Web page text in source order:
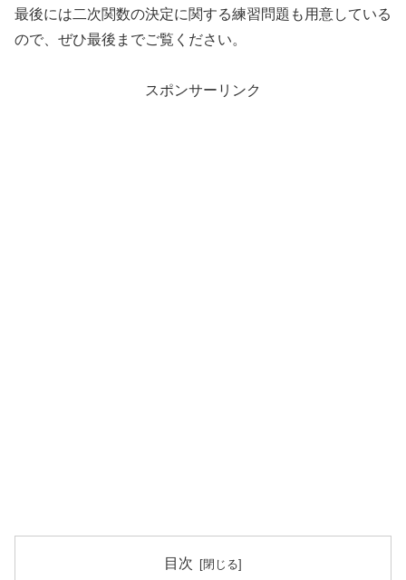
最後には二次関数の決定に関する練習問題も用意している
ので、ぜひ最後までご覧ください。
スポンサーリンク
目次